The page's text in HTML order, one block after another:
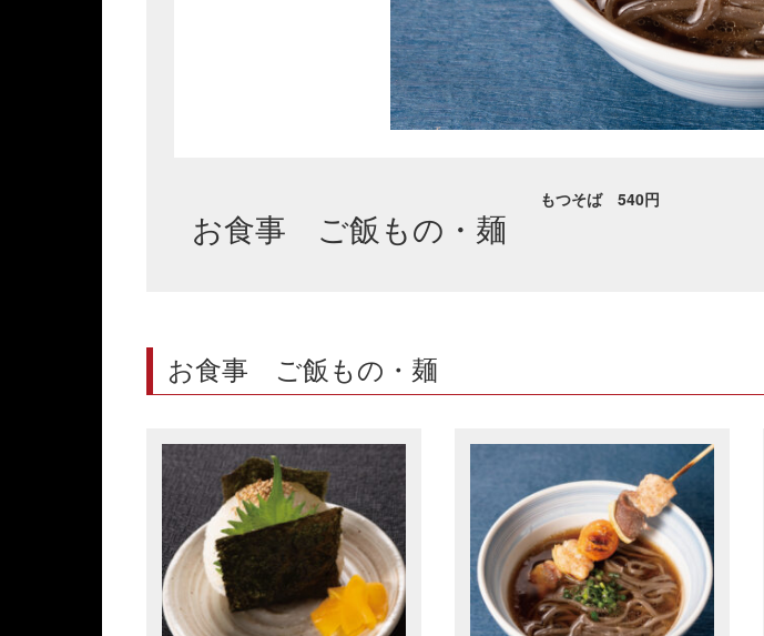
お食事 ご飯もの・麺
もつそば 540円
お食事 ご飯もの・麺